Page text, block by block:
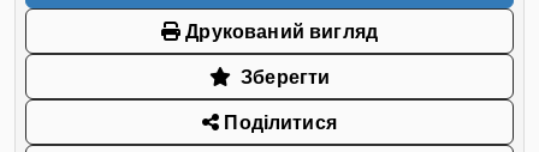
Друкований вигляд
Зберегти
Поділитися